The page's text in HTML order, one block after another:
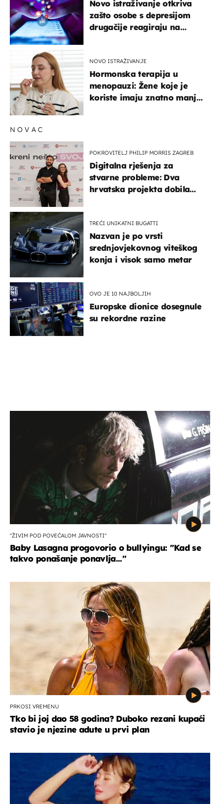
Novo istraživanje otkriva
zašto osobe s depresijom
drugačije reagiraju na
NOVO ISTRAŽIVANJE
Hormonska terapija u
menopauzi: Žene koje je
koriste imaju znatno manji
NOVAC
POKROVITELJ PHILIP MORRIS ZAGREB
Digitalna rješenja za
stvarne probleme: Dva
hrvatska projekta dobila
TREĆI UNIKATNI BUGATTI
Nazvan je po vrsti
srednjovjekovnog viteškog
konja i visok samo metar
OVO JE 10 NAJBOLJIH
Europske dionice dosegnule
su rekordne razine
"ŽIVIM POD POVEĆALOM JAVNOSTI"
Baby Lasagna progovorio o bullyingu: "Kad se
takvo ponašanje ponavlja..."
PRKOSI VREMENU
Tko bi joj dao 58 godina? Duboko rezani kupaći
stavio je njezine adute u prvi plan